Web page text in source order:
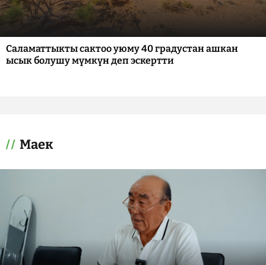
Саламаттыкты сактоо уюму 40 градустан ашкан
ысык болушу мүмкүн деп эскертти
Маек